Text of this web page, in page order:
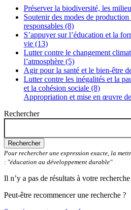
Préserver la biodiversité, les
Soutenir des modes de
responsables (8)
S’appuyer sur l’éducation et la
vie (13)
Lutter contre le changement
l’atmosphère (5)
Agir pour la santé et le bien-être
Lutter contre les inégalités et la
et la cohésion sociale (8)
Appropriation et mise en œuvre
Rechercher
Rechercher
Pour rechercher une expression exacte, la
: "éducation au développement durable"
Il n’y a pas de résultats à votre
Peut-être recommencer une recherche ?